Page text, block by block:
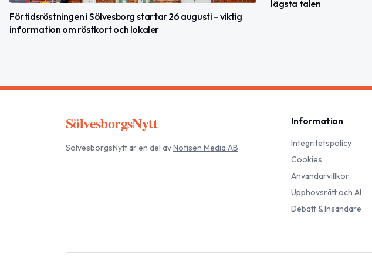
Förtidsröstningen i Sölvesborg startar 26 augusti – viktig
information om röstkort och lokaler
lägsta talen
SölvesborgsNytt
SölvesborgsNyttär en del avNotisen Media AB
Information
Integritetspolicy
Cookies
Användarvillkor
Upphovsrätt och AI
Debatt & Insändare